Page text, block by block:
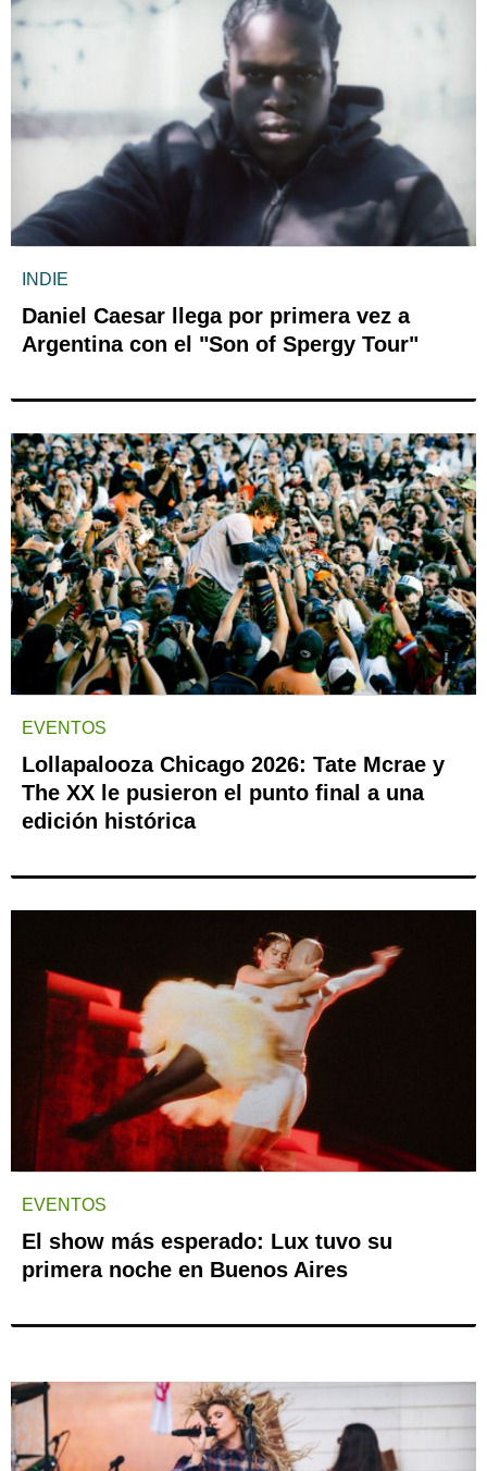
INDIE
Daniel Caesar llega por primera vez a
Argentina con el "Son of Spergy Tour"
EVENTOS
Lollapalooza Chicago 2026: Tate Mcrae y
The XX le pusieron el punto final a una
edición histórica
EVENTOS
El show más esperado: Lux tuvo su
primera noche en Buenos Aires